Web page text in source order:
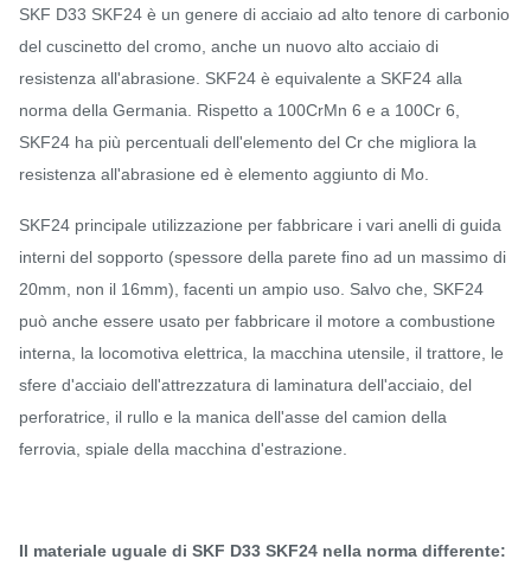
SKF D33 SKF24 è un genere di acciaio ad alto tenore di carbonio
del cuscinetto del cromo, anche un nuovo alto acciaio di
resistenza all'abrasione. SKF24 è equivalente a SKF24 alla
norma della Germania. Rispetto a 100CrMn 6 e a 100Cr 6,
SKF24 ha più percentuali dell'elemento del Cr che migliora la
resistenza all'abrasione ed è elemento aggiunto di Mo.
SKF24 principale utilizzazione per fabbricare i vari anelli di guida
interni del sopporto (spessore della parete fino ad un massimo di
20mm, non il 16mm), facenti un ampio uso. Salvo che, SKF24
può anche essere usato per fabbricare il motore a combustione
interna, la locomotiva elettrica, la macchina utensile, il trattore, le
sfere d'acciaio dell'attrezzatura di laminatura dell'acciaio, del
perforatrice, il rullo e la manica dell'asse del camion della
ferrovia, spiale della macchina d'estrazione.
Il materiale uguale di SKF D33 SKF24 nella norma differente: